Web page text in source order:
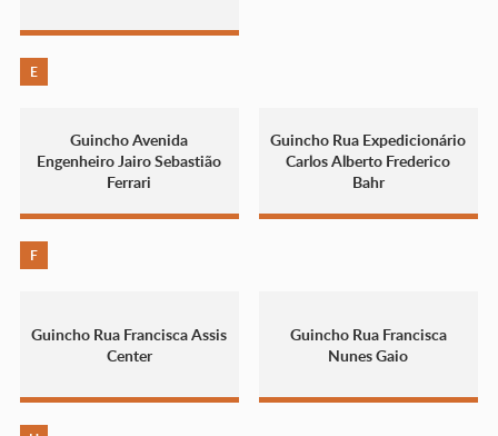
E
Guincho Avenida
Engenheiro Jairo Sebastião
Ferrari
Guincho Rua Expedicionário
Carlos Alberto Frederico
Bahr
F
Guincho Rua Francisca Assis
Center
Guincho Rua Francisca
Nunes Gaio